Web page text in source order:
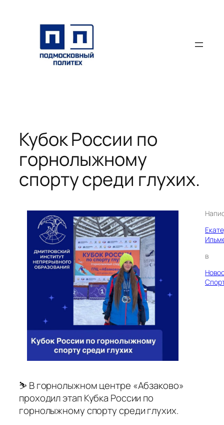
содержимому
Кубок России по
горнолыжному
спорту среди глухих.
в
⛷️ В горнолыжном центре «Абзаково»
проходил этап Кубка России по
горнолыжному спорту среди глухих.